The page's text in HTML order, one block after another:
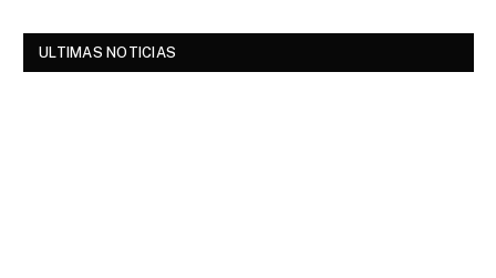
ULTIMAS NOTICIAS